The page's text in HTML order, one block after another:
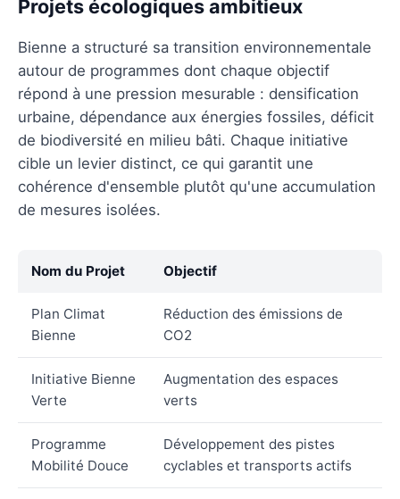
Projets écologiques ambitieux
Bienne a structuré sa transition environnementale
autour de programmes dont chaque objectif
répond à une pression mesurable : densification
urbaine, dépendance aux énergies fossiles, déficit
de biodiversité en milieu bâti. Chaque initiative
cible un levier distinct, ce qui garantit une
cohérence d'ensemble plutôt qu'une accumulation
de mesures isolées.
Nom du Projet Objectif
Plan Climat
Bienne
Réduction des émissions de
CO2
Initiative Bienne
Verte
Augmentation des espaces
verts
Programme
Mobilité Douce
Développement des pistes
cyclables et transports actifs